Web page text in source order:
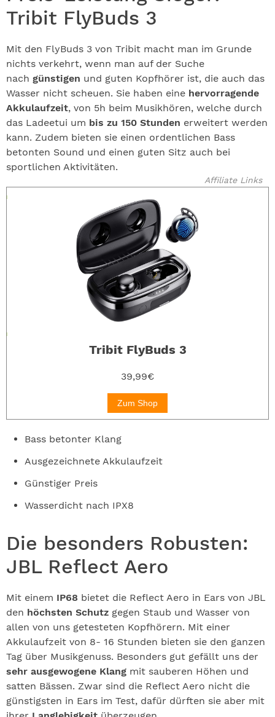
Tribit FlyBuds 3
Mit den FlyBuds 3 von Tribit macht man im Grunde
nichts verkehrt, wenn man auf der Suche
nach günstigen und guten Kopfhörer ist, die auch das
Wasser nicht scheuen. Sie haben eine hervorragende
Akkulaufzeit, von 5h beim Musikhören, welche durch
das Ladeetui um bis zu 150 Stunden erweitert werden
kann. Zudem bieten sie einen ordentlichen Bass
betonten Sound und einen guten Sitz auch bei
sportlichen Aktivitäten.
Affiliate Links
Tribit FlyBuds 3
39,99€
Zum Shop
Bass betonter Klang
Ausgezeichnete Akkulaufzeit
Günstiger Preis
Wasserdicht nach IPX8
Die besonders Robusten:
JBL Reflect Aero
Mit einem IP68 bietet die Reflect Aero in Ears von JBL
den höchsten Schutz gegen Staub und Wasser von
allen von uns getesteten Kopfhörern. Mit einer
Akkulaufzeit von 8- 16 Stunden bieten sie den ganzen
Tag über Musikgenuss. Besonders gut gefällt uns der
sehr ausgewogene Klang mit sauberen Höhen und
satten Bässen. Zwar sind die Reflect Aero nicht die
günstigsten in Ears im Test, dafür dürften sie aber mit